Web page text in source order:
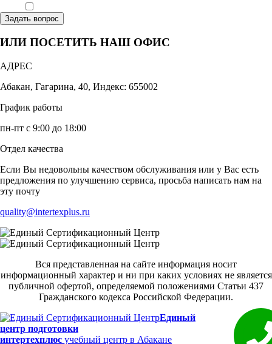
Задать вопрос
ИЛИ ПОСЕТИТЬ НАШ ОФИС
АДРЕС
Абакан, Гагарина, 40, Индекс: 655002
График работы
пн-пт с 9:00 до 18:00
Отдел качества
Если Вы недовольны качеством обслуживания или у Вас есть
предложения по улучшению сервиса, просьба написать нам на
эту почту
quality@intertexplus.ru
Вся представленная на сайте информация носит
информационный характер и ни при каких условиях не является
публичной офертой, определяемой положениями Статьи 437
Гражданского кодекса Российской Федерации.
Единый
центр подготовки
интертехплюс учебный центр в Абакане